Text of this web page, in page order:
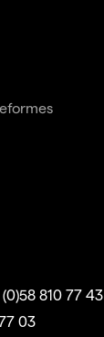
810 77 43
03